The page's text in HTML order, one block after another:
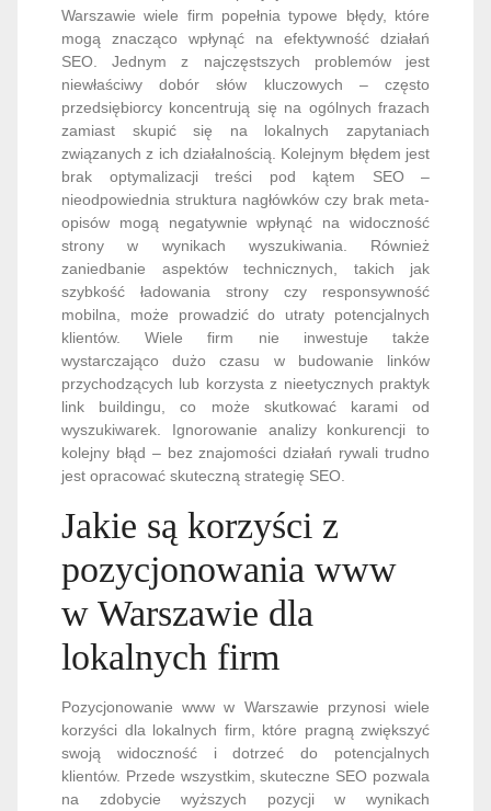
Warszawie wiele firm popełnia typowe błędy, które
mogą znacząco wpłynąć na efektywność działań
SEO. Jednym z najczęstszych problemów jest
niewłaściwy dobór słów kluczowych – często
przedsiębiorcy koncentrują się na ogólnych frazach
zamiast skupić się na lokalnych zapytaniach
związanych z ich działalnością. Kolejnym błędem jest
brak optymalizacji treści pod kątem SEO –
nieodpowiednia struktura nagłówków czy brak meta-
opisów mogą negatywnie wpłynąć na widoczność
strony w wynikach wyszukiwania. Również
zaniedbanie aspektów technicznych, takich jak
szybkość ładowania strony czy responsywność
mobilna, może prowadzić do utraty potencjalnych
klientów. Wiele firm nie inwestuje także
wystarczająco dużo czasu w budowanie linków
przychodzących lub korzysta z nieetycznych praktyk
link buildingu, co może skutkować karami od
wyszukiwarek. Ignorowanie analizy konkurencji to
kolejny błąd – bez znajomości działań rywali trudno
jest opracować skuteczną strategię SEO.
Jakie są korzyści z
pozycjonowania www
w Warszawie dla
lokalnych firm
Pozycjonowanie www w Warszawie przynosi wiele
korzyści dla lokalnych firm, które pragną zwiększyć
swoją widoczność i dotrzeć do potencjalnych
klientów. Przede wszystkim, skuteczne SEO pozwala
na zdobycie wyższych pozycji w wynikach